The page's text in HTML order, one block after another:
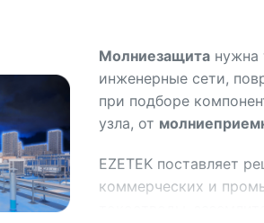
Молниезащита нужна
инженерные сети,
при подборе
узла, от
EZETEK поставляет
коммерческих и